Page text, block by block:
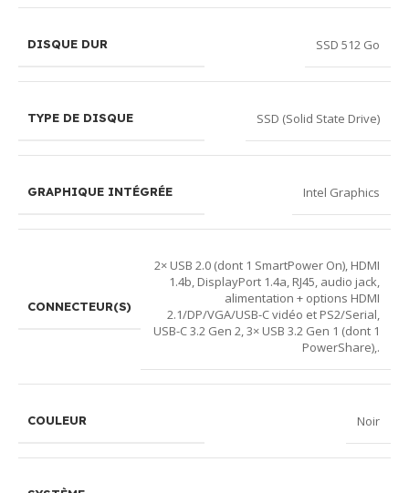
DISQUE DUR SSD 512 Go
TYPE DE DISQUE SSD (Solid State Drive)
GRAPHIQUE INTÉGRÉE Intel Graphics
CONNECTEUR(S)
2× USB 2.0 (dont 1 SmartPower On), HDMI
1.4b, DisplayPort 1.4a, RJ45, audio jack,
alimentation + options HDMI
2.1/DP/VGA/USB-C vidéo et PS2/Serial,
USB-C 3.2 Gen 2, 3× USB 3.2 Gen 1 (dont 1
PowerShare),.
COULEUR Noir